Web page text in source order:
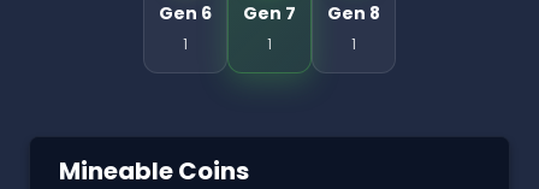
Gen 6
1
Gen 7
1
Gen 8
1
Mineable Coins